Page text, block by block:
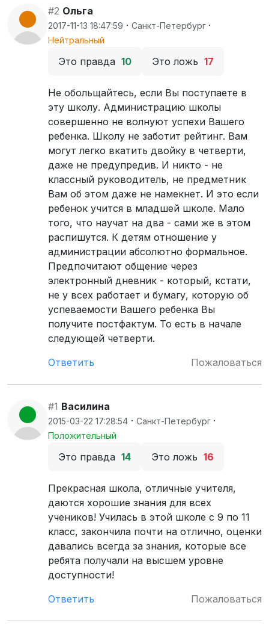
#2 Ольга
2017-11-13 18:47:59 · Санкт-Петербург ·
Нейтральный
Это правда 10 Это ложь 17
Не обольщайтесь, если Вы поступаете в
эту школу. Администрацию школы
совершенно не волнуют успехи Вашего
ребенка. Школу не заботит рейтинг. Вам
могут легко вкатить двойку в четверти,
даже не предупредив. И никто - не
классный руководитель, не предметник
Вам об этом даже не намекнет. И это если
ребенок учится в младшей школе. Мало
того, что научат на два - сами же в этом
распишутся. К детям отношение у
администрации абсолютно формальное.
Предпочитают общение через
электронный дневник - который, кстати,
не у всех работает и бумагу, которую об
успеваемости Вашего ребенка Вы
получите постфактум. То есть в начале
следующей четверти.
Ответить
Пожаловаться
#1 Василина
2015-03-22 17:28:54 · Санкт-Петербург ·
Положительный
Это правда 14 Это ложь 16
Прекрасная школа, отличные учителя,
даются хорошие знания для всех
учеников! Училась в этой школе с 9 по 11
класс, закончила почти на отлично, оценки
давались всегда за знания, которые все
ребята получали на высшем уровне
доступности!
Ответить
Пожаловаться